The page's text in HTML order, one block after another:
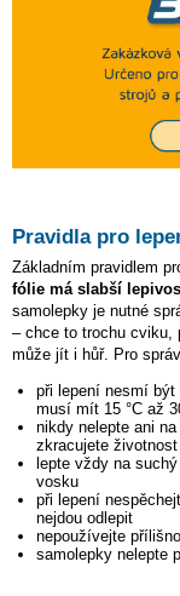
Pravidla pro
Základním pravidlem
fólie má slabší
samolepky je nutné
– chce to trochu cviku,
může jít i hůř. Pro
při lepení nesmí být
musí mít 15 °C až
nikdy nelepte ani
zkracujete
lepte vždy na
vosku
při lepení
nejdou odlepit
nepoužívejte
samolepky nelepte